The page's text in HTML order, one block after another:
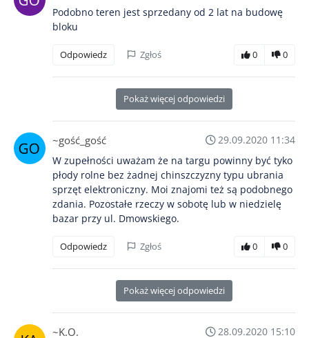
Podobno teren jest sprzedany od 2 lat na budowę
bloku
Odpowiedz Zgłoś 0 0
Pokaż więcej odpowiedzi
~gość_gość
29.09.2020 11:34
W zupełności uważam że na targu powinny być tyko
płody rolne bez żadnej chinszczyzny typu ubrania
sprzęt elektroniczny. Moi znajomi też są podobnego
zdania. Pozostałe rzeczy w sobotę lub w niedzielę
bazar przy ul. Dmowskiego.
Odpowiedz Zgłoś 0 0
Pokaż więcej odpowiedzi
~K.O.
28.09.2020 15:10